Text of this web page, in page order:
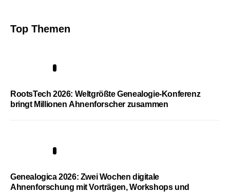
Top Themen
RootsTech 2026: Weltgrößte Genealogie-Konferenz
bringt Millionen Ahnenforscher zusammen
Genealogica 2026: Zwei Wochen digitale
Ahnenforschung mit Vorträgen, Workshops und